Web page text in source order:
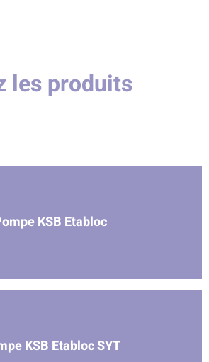
les produits
KSB Etabloc
KSB Etabloc SYT